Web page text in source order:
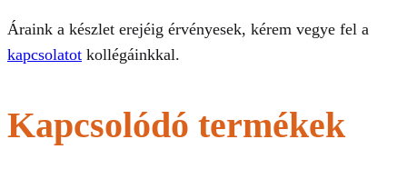
Áraink a készlet erejéig érvényesek, kérem vegye fel a
kapcsolatot kollégáinkkal.
Kapcsolódó termékek